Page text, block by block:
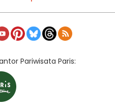
Pariwisata Paris: